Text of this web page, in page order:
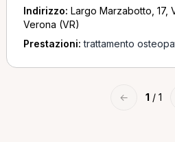
Indirizzo: Largo Marzabotto, 17,
Verona (VR)
Prestazioni:trattamento
← 1 / 1